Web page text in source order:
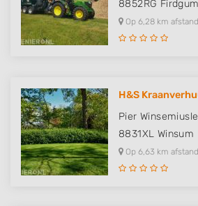
8852RG Firdgum
Op 6,28 km afstand
H&S
Pier
8831XL Winsum
Op 6,63 km afstand